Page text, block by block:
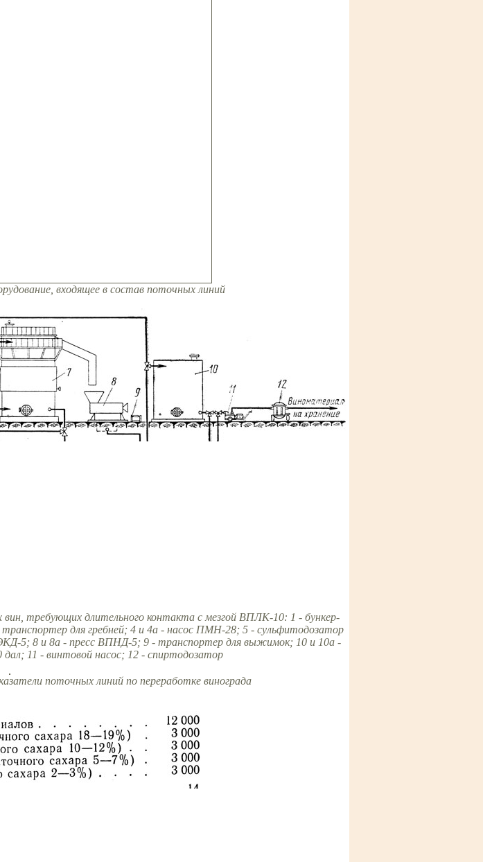
входящее в состав поточных линий
вин, требующих длительного контакта с мезгой ВПЛК-10: 1 - бункер-
для гребней; 4 и 4а - насос ПМН-28; 5 - сульфитодозатор
5; 8 и 8а - пресс ВПНД-5; 9 - транспортер для выжимок; 10 и 10а -
11 - винтовой насос; 12 - спиртодозатор
поточных линий по переработке винограда